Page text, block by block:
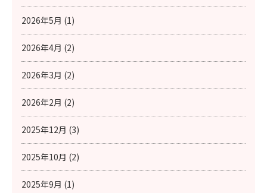
2026年5月 (1)
2026年4月 (2)
2026年3月 (2)
2026年2月 (2)
2025年12月 (3)
2025年10月 (2)
2025年9月 (1)